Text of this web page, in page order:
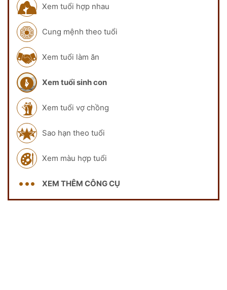
Xem tuổi hợp nhau
Cung mệnh theo tuổi
Xem tuổi làm ăn
Xem tuổi sinh con
Xem tuổi vợ chồng
Sao hạn theo tuổi
Xem màu hợp tuổi
XEM THÊM CÔNG CỤ